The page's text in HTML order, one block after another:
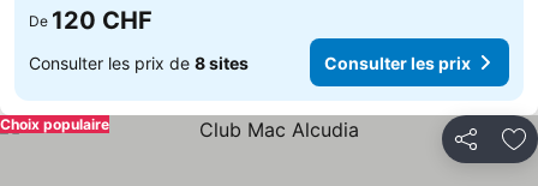
De 120 CHF
Consulter les prix de 8 sites Consulter les prix
Partager
Choix populaire